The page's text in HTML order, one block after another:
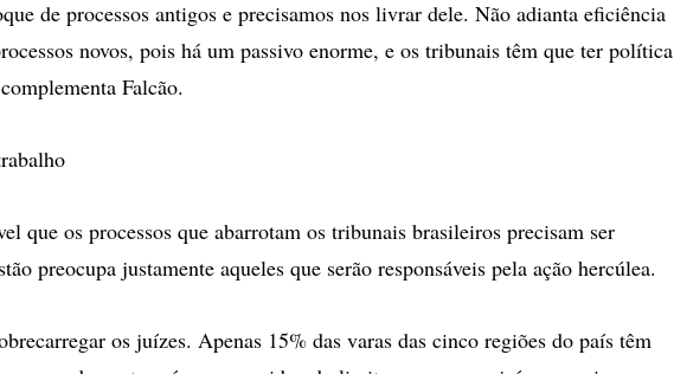
de processos antigos e precisamos nos livrar dele. Não adianta eficiência
novos, pois há um passivo enorme, e os tribunais têm que ter política
Falcão.
que os processos que abarrotam os tribunais brasileiros precisam ser
preocupa justamente aqueles que serão responsáveis pela ação hercúlea.
os juízes. Apenas 15% das varas das cinco regiões do país têm